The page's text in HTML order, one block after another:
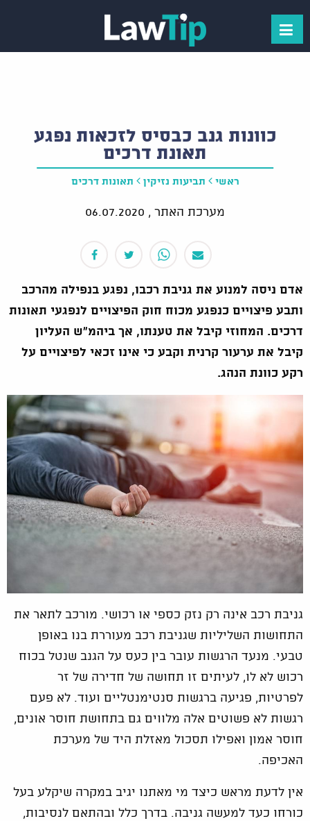
כוונות גנב כבסיס לזכאות נפגע
תאונת דרכים
ראשי תביעות נזיקין תאונות דרכים
מערכת האתר , 06.07.2020
אדם ניסה למנוע את גניבת רכבו, נפגע בנפילה מהרכב
ותבע פיצויים כנפגע מכוח חוק הפיצויים לנפגעי תאונות
דרכים. המחוזי קיבל את טענתו, אך ביהמ"ש העליון
קיבל את ערעור קרנית וקבע כי אינו זכאי לפיצויים על
רקע כוונת הנהג.
גניבת רכב אינה רק נזק כספי או רכושי. מורכב לתאר את
התחושות השליליות שגניבת רכב מעוררת בנו באופן
טבעי. מנעד הרגשות עובר בין כעס על הגנב שנטל בכוח
רכוש לא לו, לעיתים זו תחושה של חדירה של זר
לפרטיות, פגיעה ברגשות סנטימנטליים ועוד. לא פעם
רגשות לא פשוטים אלה מלווים גם בתחושת חוסר אונים,
חוסר אמון ואפילו תסכול מאזלת היד של מערכת
האכיפה.
אין לדעת מראש כיצד מי מאתנו יגיב במקרה שיקלע בעל
כורחו כעד למעשה גניבה. בדרך כלל ובהתאם לנסיבות,